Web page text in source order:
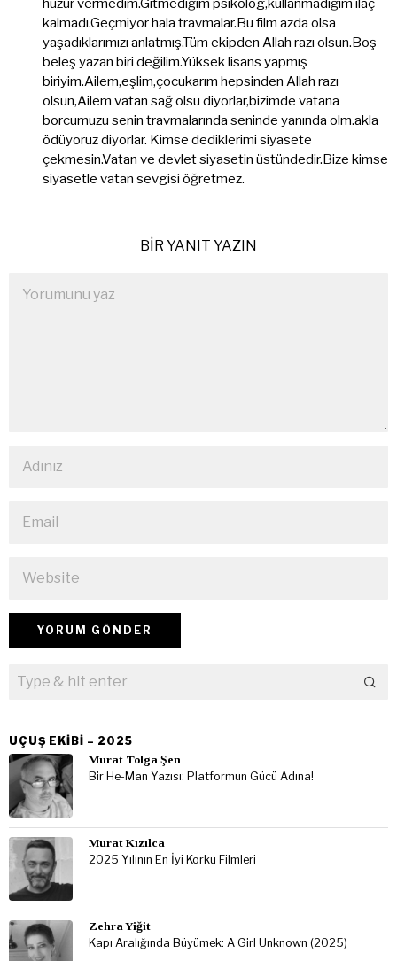
huzur vermedim.Gitmediğim psikolog,kullanmadığım ilaç
kalmadı.Geçmiyor hala travmalar.Bu film azda olsa
yaşadıklarımızı anlatmış.Tüm ekipden Allah razı olsun.Boş
beleş yazan biri değilim.Yüksek lisans yapmış
biriyim.Ailem,eşlim,çocukarım hepsinden Allah razı
olsun,Ailem vatan sağ olsu diyorlar,bizimde vatana
borcumuzu senin travmalarında seninde yanında olm.akla
ödüyoruz diyorlar. Kimse dediklerimi siyasete
çekmesin.Vatan ve devlet siyasetin üstündedir.Bize kimse
siyasetle vatan sevgisi öğretmez.
BIR YANIT YAZIN
UÇUŞ EKIBI – 2025
Murat Tolga Şen
Bir He-Man Yazısı: Platformun Gücü Adına!
Murat Kızılca
2025 Yılının En İyi Korku Filmleri
Zehra Yiğit
Kapı Aralığında Büyümek: A Girl Unknown (2025)